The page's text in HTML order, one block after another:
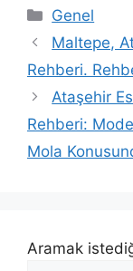
Kategoriler
Genel
Maltepe,
Rehberi.
Ataşehir
Rehberi:
Mola
Aramak